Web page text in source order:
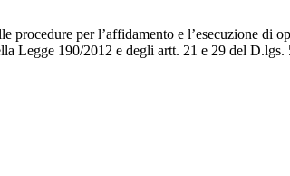
procedure per l’affidamento e l’esecuzione
Legge 190/2012 e degli artt. 21 e 29 del D.lgs.